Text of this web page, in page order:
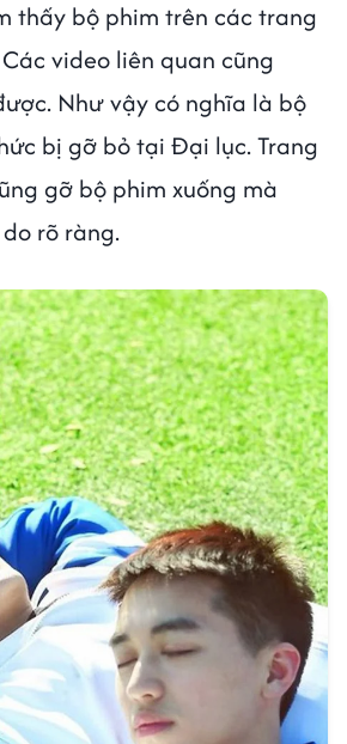
thấy bộ phim trên các trang
video liên quan cũng
Như vậy có nghĩa là bộ
bị gỡ bỏ tại Đại lục. Trang
gỡ bộ phim xuống mà
rõ ràng.